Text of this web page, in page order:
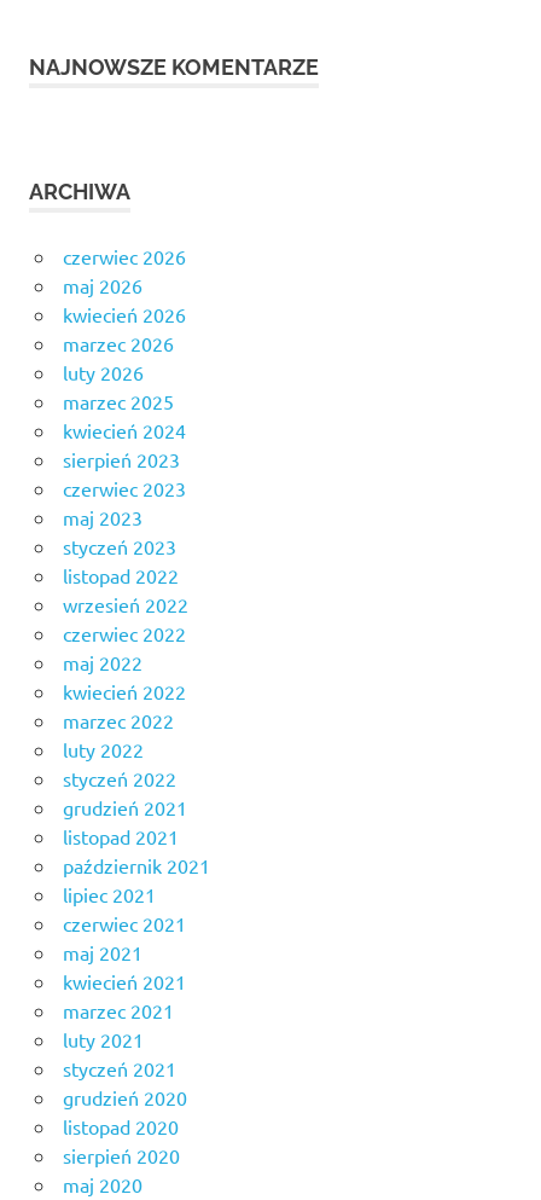
NAJNOWSZE KOMENTARZE
ARCHIWA
czerwiec 2026
maj 2026
kwiecień 2026
marzec 2026
luty 2026
marzec 2025
kwiecień 2024
sierpień 2023
czerwiec 2023
maj 2023
styczeń 2023
listopad 2022
wrzesień 2022
czerwiec 2022
maj 2022
kwiecień 2022
marzec 2022
luty 2022
styczeń 2022
grudzień 2021
listopad 2021
październik 2021
lipiec 2021
czerwiec 2021
maj 2021
kwiecień 2021
marzec 2021
luty 2021
styczeń 2021
grudzień 2020
listopad 2020
sierpień 2020
maj 2020